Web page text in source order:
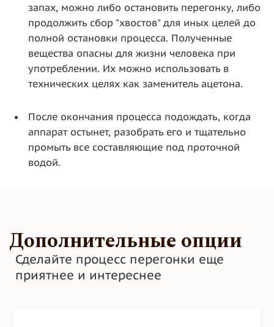
запах, можно либо остановить перегонку, либо
продолжить сбор "хвостов" для иных целей до
полной остановки процесса. Полученные
вещества опасны для жизни человека при
употреблении. Их можно использовать в
технических целях как заменитель ацетона.
После окончания процесса подождать, когда
аппарат остынет, разобрать его и тщательно
промыть все составляющие под проточной
водой.
Дополнительные опции
Сделайте процесс перегонки еще
приятнее и интереснее